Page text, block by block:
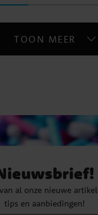
TOON MEER
al onze nieuwe
tips en aanbiedingen!